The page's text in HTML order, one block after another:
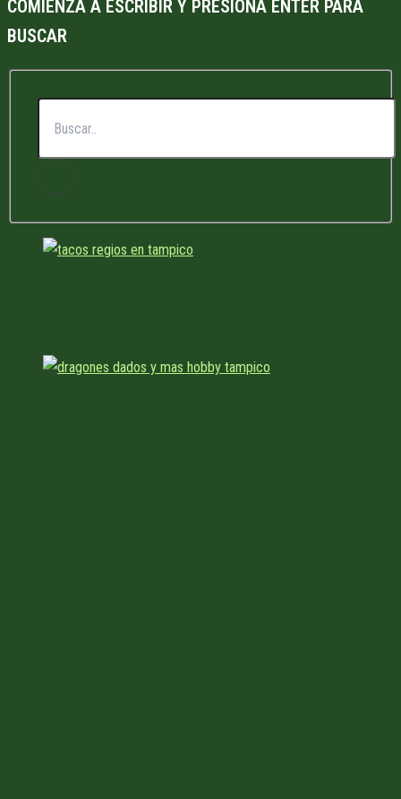
COMIENZA A ESCRIBIR Y PRESIONA ENTER PARA
BUSCAR